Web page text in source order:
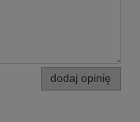
dodaj opinię